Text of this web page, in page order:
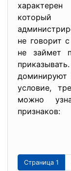
не говорит
не займет
доминируют
условие,
можно
признаков:
Страница 1